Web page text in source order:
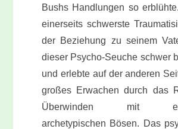
Bushs Handlungen so
einerseits schwerste
der Beziehung zu seinem
dieser Psycho-Seuche schwer
und erlebte auf der anderen
großes Erwachen durch das
Überwinden mit
archetypischen Bösen. Das